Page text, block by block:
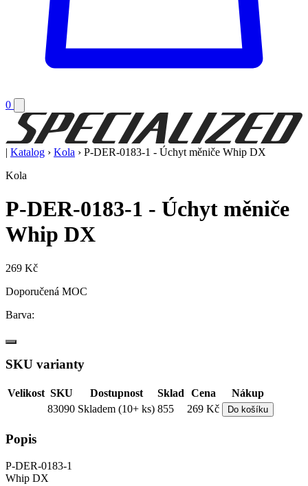
0
| Katalog › Kola › P-DER-0183-1 - Úchyt měniče Whip DX
Kola
P-DER-0183-1 - Úchyt měniče
Whip DX
269 Kč
Doporučená MOC
Barva:
SKU varianty
Velikost SKU Dostupnost Sklad Cena
Nákup
83090 Skladem (10+ ks) 855 269 Kč Do košíku
Popis
P-DER-0183-1
Whip DX